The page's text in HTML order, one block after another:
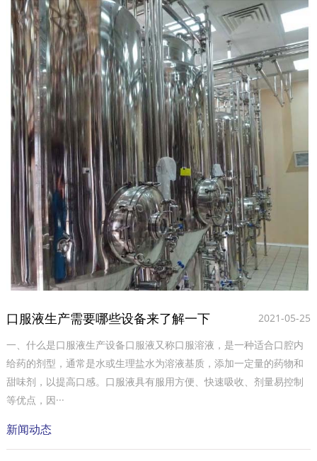
口服液生产需要哪些设备来了解一下
2021-05-25
一、什么是口服液生产设备口服液又称口服溶液，是一种适合口腔内
给药的剂型，通常是水或生理盐水为溶液基质，添加一定量的药物和
甜味剂，以提高口感。口服液具有服用方便、快速吸收、剂量易控制
等优点，因···
新闻动态